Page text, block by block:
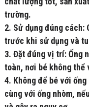
trường.
2. Sử dụng đúng cách:
trước khi sử dụng và
3. Đặt đúng vị trí: Ống
toàn, nơi bé không thể
4. Không để bé với
cùng với ống nhòm,